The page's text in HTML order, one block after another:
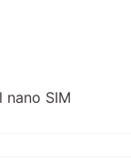
nano SIM